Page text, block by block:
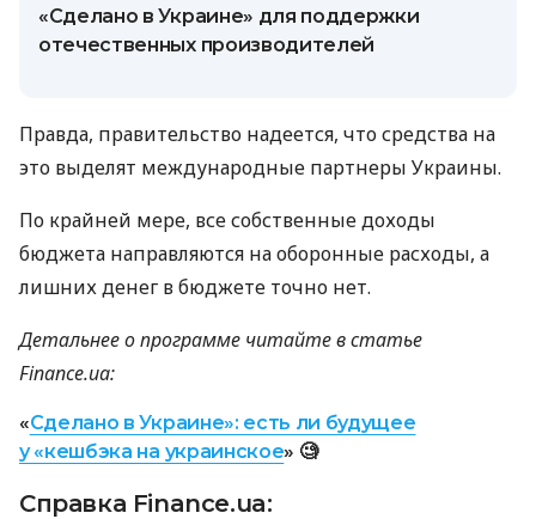
«Сделано в Украине» для поддержки
отечественных производителей
Правда, правительство надеется, что средства на
это выделят международные партнеры Украины.
По крайней мере, все собственные доходы
бюджета направляются на оборонные расходы, а
лишних денег в бюджете точно нет.
Детальнее о программе читайте в статье
Finance.ua:
«Сделано в Украине»: есть ли будущее
у «кешбэка на украинское» 🧐
Справка Finance.ua: